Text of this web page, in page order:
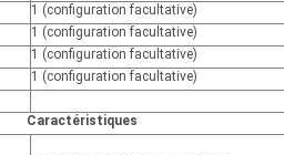
1 (configuration facultative)
1 (configuration facultative)
1 (configuration facultative)
1 (configuration facultative)
Caractéristiques